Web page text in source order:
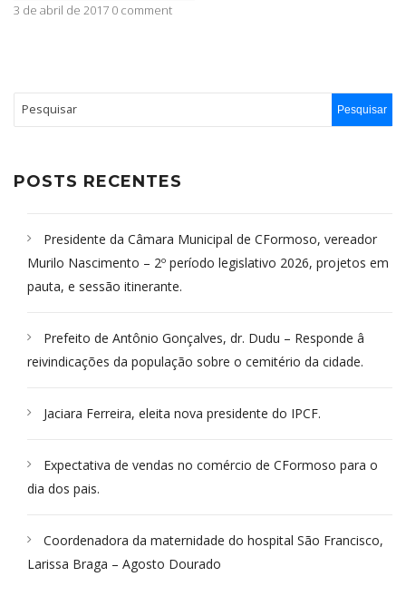
CONTATO
áudio
3 de abril de 2017 0 comment
POSTS RECENTES
Presidente da Câmara Municipal de CFormoso, vereador
Murilo Nascimento – 2º período legislativo 2026, projetos em
pauta, e sessão itinerante.
Prefeito de Antônio Gonçalves, dr. Dudu – Responde â
reivindicações da população sobre o cemitério da cidade.
Jaciara Ferreira, eleita nova presidente do IPCF.
Expectativa de vendas no comércio de CFormoso para o
dia dos pais.
Coordenadora da maternidade do hospital São Francisco,
Larissa Braga – Agosto Dourado